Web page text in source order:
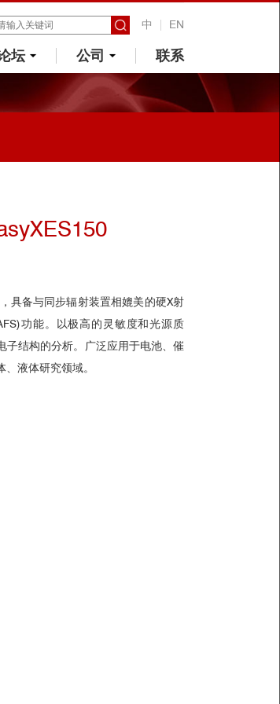
中 EN
坛 公司 联系
具备与同步辐射装置相媲美的硬X射
功能。以极高的灵敏度和光源质
子结构的分析。广泛应用于电池、催
液体研究领域。